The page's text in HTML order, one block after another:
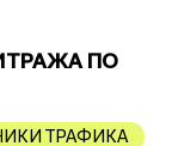
ПО
ТРАФИКА